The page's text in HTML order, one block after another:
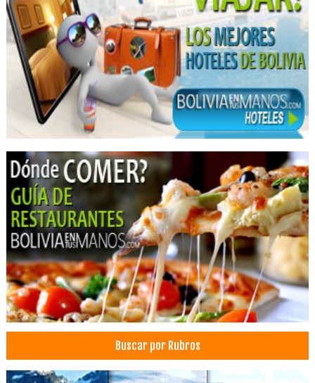
Implantes dentales
Médicos Odontólogos
Odontología Integral
Odontología
Prótesis Dentales
Cirujano dental
Análisis Clínicos
Médicos Ecografistas
Clínicas Odontológicas
Buscar por Rubros